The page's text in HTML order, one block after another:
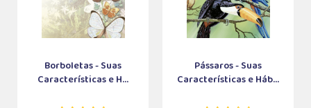
Borboletas - Suas
Características e H...
Pássaros - Suas
Características e Háb...